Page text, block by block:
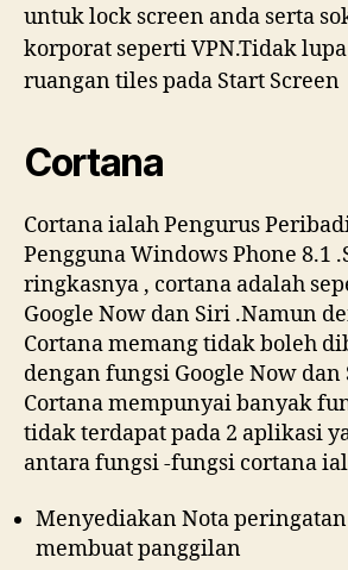
untuk lock screen anda serta
korporat seperti VPN.Tidak
ruangan tiles pada Start Screen
Cortana
Cortana ialah Pengurus
Pengguna Windows Phone 8.1
ringkasnya , cortana adalah
Google Now dan Siri .Namun
Cortana memang tidak boleh
dengan fungsi Google Now
Cortana mempunyai banyak
tidak terdapat pada 2 aplikasi
antara fungsi -fungsi cortana
Menyediakan Nota
membuat panggilan